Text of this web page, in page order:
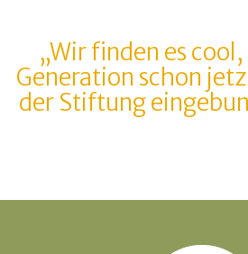
„Wir finden es
Generation schon
der Stiftung